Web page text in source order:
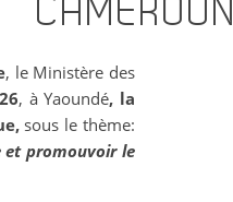
CAMEROUN
, le Ministère des
, à Yaoundé, la
sous le thème:
et promouvoir le